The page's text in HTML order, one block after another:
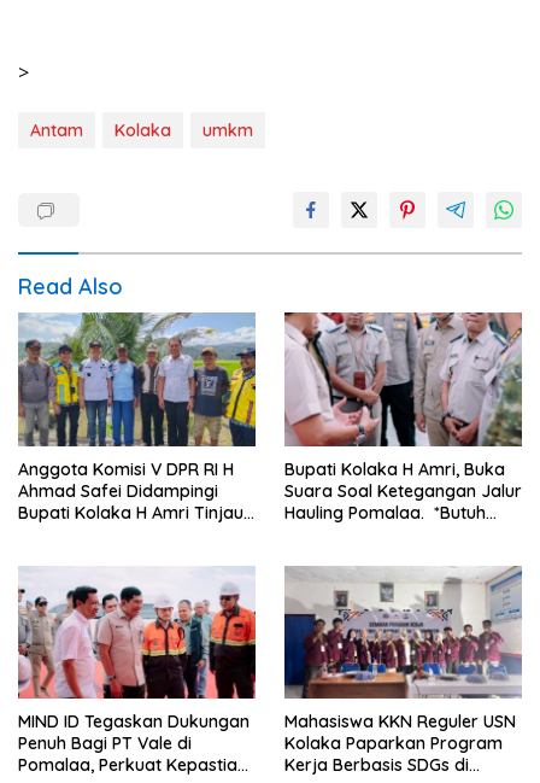
>
Antam Kolaka umkm
Read Also
Anggota Komisi V DPR RI H
Ahmad Safei Didampingi
Bupati Kolaka H Amri Tinjau
Kelurahan 19 November
Wundulako
Bupati Kolaka H Amri, Buka
Suara Soal Ketegangan Jalur
Hauling Pomalaa. *Butuh
Premanisme Industrial
MIND ID Tegaskan Dukungan
Penuh Bagi PT Vale di
Pomalaa, Perkuat Kepastian
Mahasiswa KKN Reguler USN
Kolaka Paparkan Program
Kerja Berbasis SDGs di